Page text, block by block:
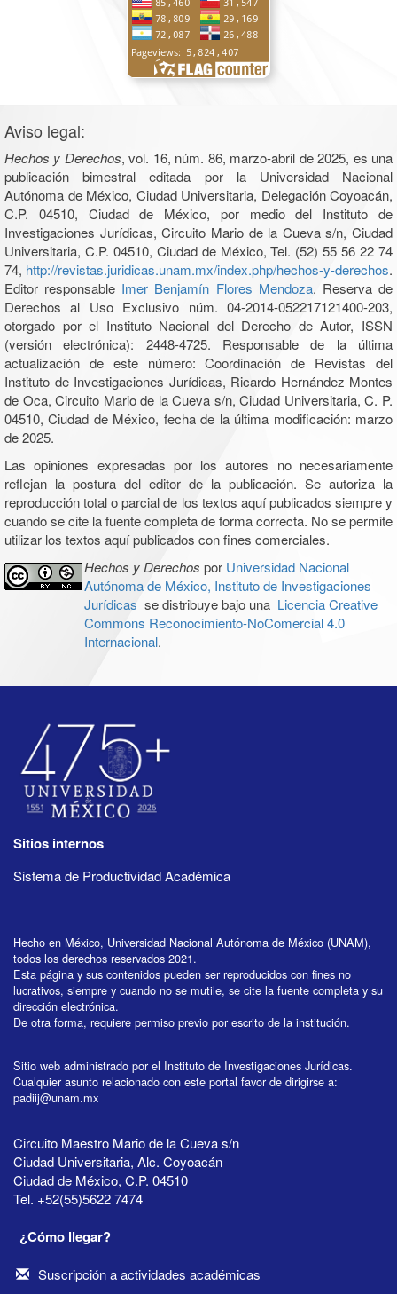
Aviso legal:
Hechos y Derechos, vol. 16, núm. 86, marzo-abril de 2025, es una
publicación bimestral editada por la Universidad Nacional
Autónoma de México, Ciudad Universitaria, Delegación Coyoacán,
C.P. 04510, Ciudad de México, por medio del Instituto de
Investigaciones Jurídicas, Circuito Mario de la Cueva s/n, Ciudad
Universitaria, C.P. 04510, Ciudad de México, Tel. (52) 55 56 22 74
74, http://revistas.juridicas.unam.mx/index.php/hechos-y-derechos.
Editor responsable Imer Benjamín Flores Mendoza. Reserva de
Derechos al Uso Exclusivo núm. 04-2014-052217121400-203,
otorgado por el Instituto Nacional del Derecho de Autor, ISSN
(versión electrónica): 2448-4725. Responsable de la última
actualización de este número: Coordinación de Revistas del
Instituto de Investigaciones Jurídicas, Ricardo Hernández Montes
de Oca, Circuito Mario de la Cueva s/n, Ciudad Universitaria, C. P.
04510, Ciudad de México, fecha de la última modificación: marzo
de 2025.
Las opiniones expresadas por los autores no necesariamente
reflejan la postura del editor de la publicación. Se autoriza la
reproducción total o parcial de los textos aquí publicados siempre y
cuando se cite la fuente completa de forma correcta. No se permite
utilizar los textos aquí publicados con fines comerciales.
Hechos y Derechos por Universidad Nacional
Autónoma de México, Instituto de Investigaciones
Jurídicas se distribuye bajo una Licencia Creative
Commons Reconocimiento-NoComercial 4.0
Internacional.
Sitios internos
Sistema de Productividad Académica
Hecho en México, Universidad Nacional Autónoma de México (UNAM),
todos los derechos reservados 2021.
Esta página y sus contenidos pueden ser reproducidos con fines no
lucrativos, siempre y cuando no se mutile, se cite la fuente completa y su
dirección electrónica.
De otra forma, requiere permiso previo por escrito de la institución.
Sitio web administrado por el Instituto de Investigaciones Jurídicas.
Cualquier asunto relacionado con este portal favor de dirigirse a:
padiij@unam.mx
Circuito Maestro Mario de la Cueva s/n
Ciudad Universitaria, Alc. Coyoacán
Ciudad de México, C.P. 04510
Tel. +52(55)5622 7474
¿Cómo llegar?
Suscripción a actividades académicas